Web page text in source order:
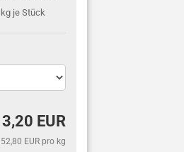
je Stück
EUR
52,80 EUR pro kg